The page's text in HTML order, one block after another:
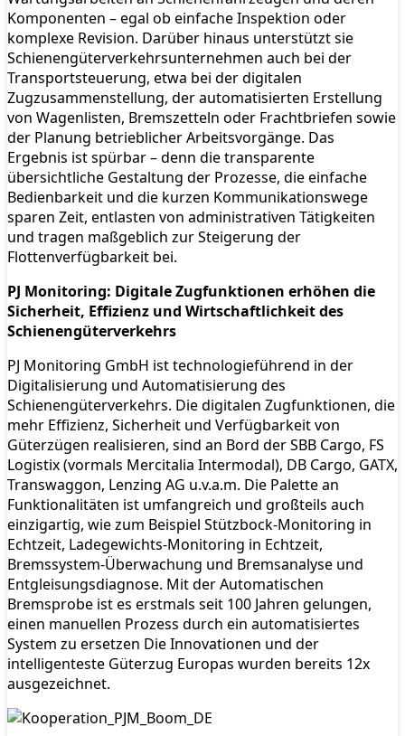
Komponenten – egal ob einfache Inspektion oder
komplexe Revision. Darüber hinaus unterstützt sie
Schienengüterverkehrsunternehmen auch bei der
Transportsteuerung, etwa bei der digitalen
Zugzusammenstellung, der automatisierten Erstellung
von Wagenlisten, Bremszetteln oder Frachtbriefen sowie
der Planung betrieblicher Arbeitsvorgänge. Das
Ergebnis ist spürbar – denn die transparente
übersichtliche Gestaltung der Prozesse, die einfache
Bedienbarkeit und die kurzen Kommunikationswege
sparen Zeit, entlasten von administrativen Tätigkeiten
und tragen maßgeblich zur Steigerung der
Flottenverfügbarkeit bei.
PJ Monitoring: Digitale Zugfunktionen erhöhen die
Sicherheit, Effizienz und Wirtschaftlichkeit des
Schienengüterverkehrs
PJ Monitoring GmbH ist technologieführend in der
Digitalisierung und Automatisierung des
Schienengüterverkehrs. Die digitalen Zugfunktionen, die
mehr Effizienz, Sicherheit und Verfügbarkeit von
Güterzügen realisieren, sind an Bord der SBB Cargo, FS
Logistix (vormals Mercitalia Intermodal), DB Cargo, GATX,
Transwaggon, Lenzing AG u.v.a.m. Die Palette an
Funktionalitäten ist umfangreich und großteils auch
einzigartig, wie zum Beispiel Stützbock-Monitoring in
Echtzeit, Ladegewichts-Monitoring in Echtzeit,
Bremssystem-Überwachung und Bremsanalyse und
Entgleisungsdiagnose. Mit der Automatischen
Bremsprobe ist es erstmals seit 100 Jahren gelungen,
einen manuellen Prozess durch ein automatisiertes
System zu ersetzen Die Innovationen und der
intelligenteste Güterzug Europas wurden bereits 12x
ausgezeichnet.